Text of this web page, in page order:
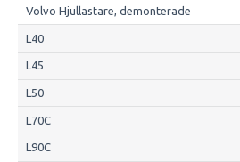
Volvo Hjullastare, demonterade
L40
L45
L50
L70C
L90C